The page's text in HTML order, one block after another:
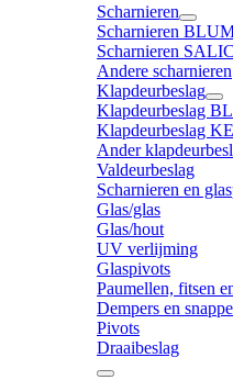
Scharnieren
Scharnieren
Scharnieren
Andere scharnieren
Klapdeurbeslag
Klapdeurbeslag
Klapdeurbeslag
Ander
Valdeurbeslag
Scharnieren en
Glas/glas
Glas/hout
UV verlijming
Glaspivots
Paumellen, fitsen
Dempers en
Pivots
Draaibeslag